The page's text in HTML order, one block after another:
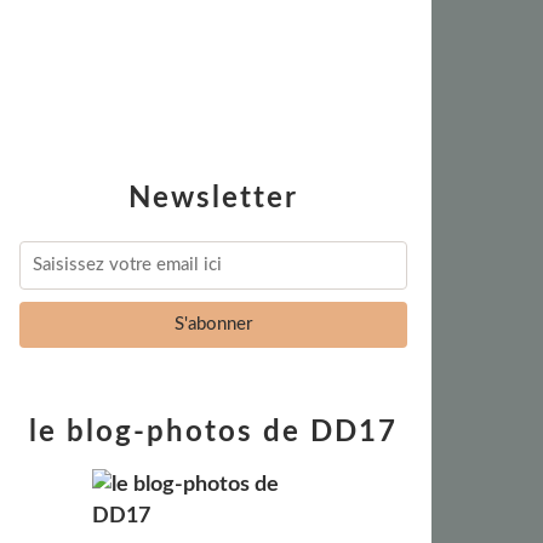
Newsletter
le blog-photos de DD17